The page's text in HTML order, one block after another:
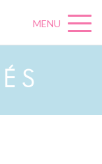
MENU
É S